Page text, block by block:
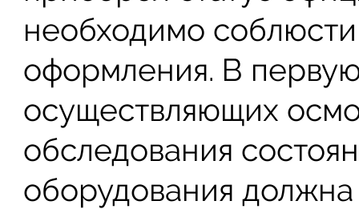
необходимо
оформления. В первую
осуществляющих
обследования
оборудования